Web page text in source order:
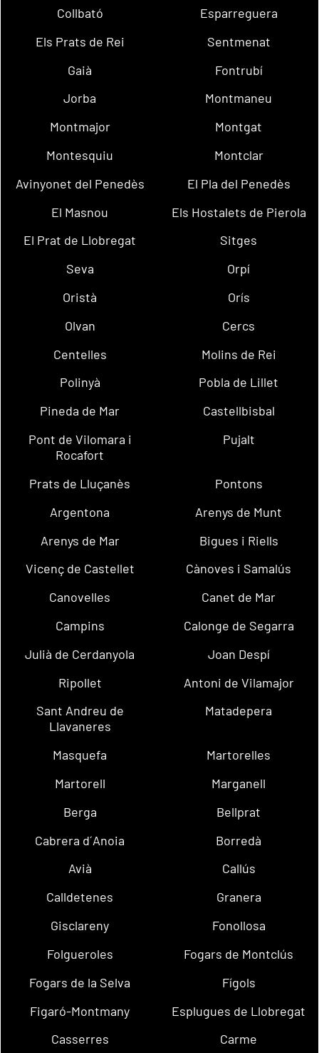
Collbató
Esparreguera
Els Prats de Rei
Sentmenat
Gaià
Fontrubí
Jorba
Montmaneu
Montmajor
Montgat
Montesquiu
Montclar
Avinyonet del Penedès
El Pla del Penedès
El Masnou
Els Hostalets de Pierola
El Prat de Llobregat
Sitges
Seva
Orpí
Oristà
Orís
Olvan
Cercs
Centelles
Molins de Rei
Polinyà
Pobla de Lillet
Pineda de Mar
Castellbisbal
Pont de Vilomara i
Rocafort
Pujalt
Prats de Lluçanès
Pontons
Argentona
Arenys de Munt
Arenys de Mar
Bigues i Riells
Vicenç de Castellet
Cànoves i Samalús
Canovelles
Canet de Mar
Campins
Calonge de Segarra
Julià de Cerdanyola
Joan Despí
Ripollet
Antoni de Vilamajor
Sant Andreu de
Llavaneres
Matadepera
Masquefa
Martorelles
Martorell
Marganell
Berga
Bellprat
Cabrera d´Anoia
Borredà
Avià
Callús
Calldetenes
Granera
Gisclareny
Fonollosa
Folgueroles
Fogars de Montclús
Fogars de la Selva
Fígols
Figaró-Montmany
Esplugues de Llobregat
Casserres
Carme